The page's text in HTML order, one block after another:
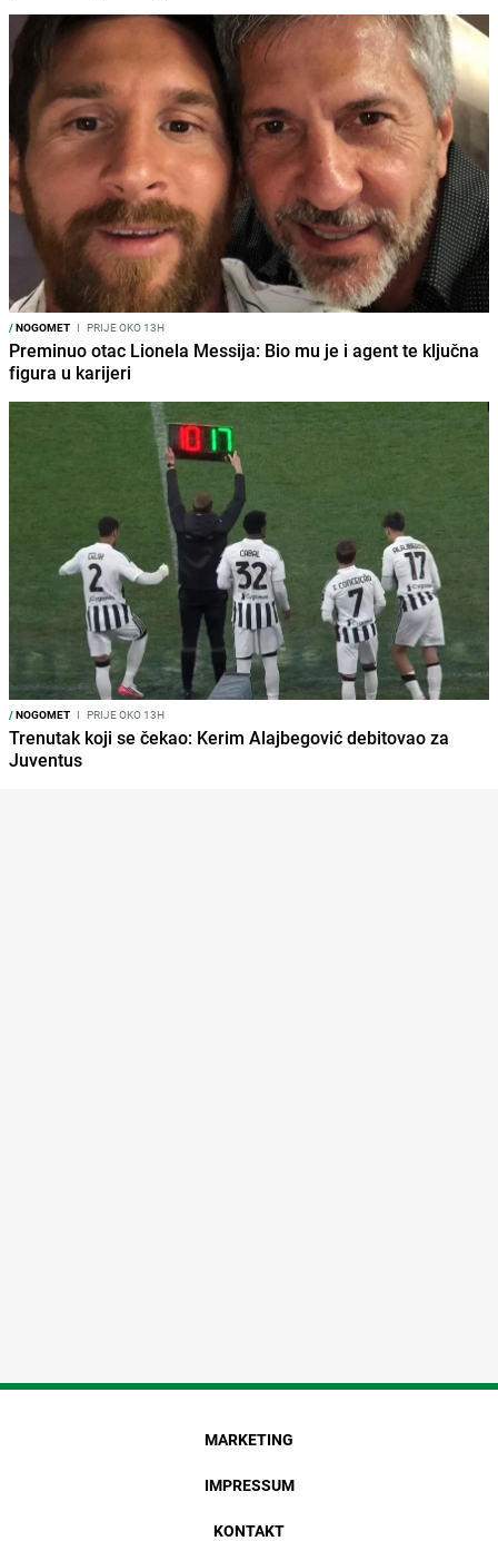
/NOGOMET I PRIJE OKO 13H
Preminuo otac Lionela Messija: Bio mu je i agent te ključna
figura u karijeri
/NOGOMET I PRIJE OKO 13H
Trenutak koji se čekao: Kerim Alajbegović debitovao za
Juventus
MARKETING
IMPRESSUM
KONTAKT